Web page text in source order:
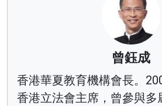
曾鈺成
香港華夏教育機構會長。
香港立法會主席，曾參與多